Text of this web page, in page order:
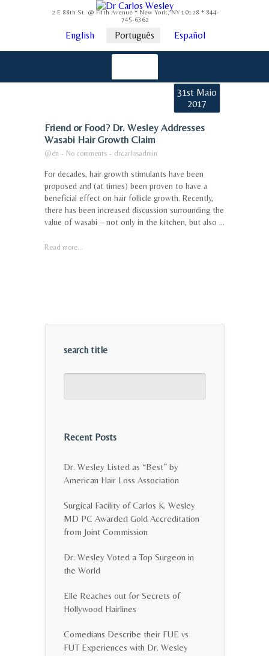
2 E 88th St. @ Fifth Avenue * New York, NY 10128 * 844-
745-6362
English Português Español
31st Maio
2017
Friend or Food? Dr. Wesley Addresses
Wasabi Hair Growth Claim
@en - No comments - drcarlosadmin
For decades, hair growth stimulants have been
proposed and (at times) been proven to have a
beneficial effect on hair follicle growth. Recently,
there has been increased discussion surrounding the
value of wasabi – not only in the kitchen, but also ...
Read more...
search title
Recent Posts
Dr. Wesley Listed as “Best” by
American Hair Loss Association
Surgical Facility of Carlos K. Wesley
MD PC Awarded Gold Accreditation
from Joint Commission
Dr. Wesley Voted a Top Surgeon in
the World
Elle Reaches out for Secrets of
Hollywood Hairlines
Comedians Describe their FUE vs
FUT Experiences with Dr. Wesley